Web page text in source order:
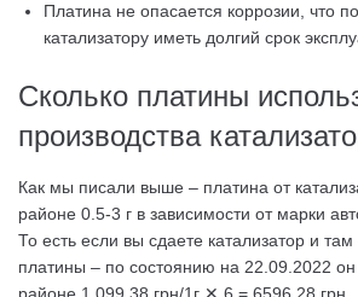
Платина не опасается коррозии, что
катализатору иметь долгий срок
Сколько платины
производства
Как мы писали выше – платина от
районе 0.5-3 г в зависимости от марки
То есть если вы сдаете катализатор и
платины – по состоянию на 22.09.2022 он